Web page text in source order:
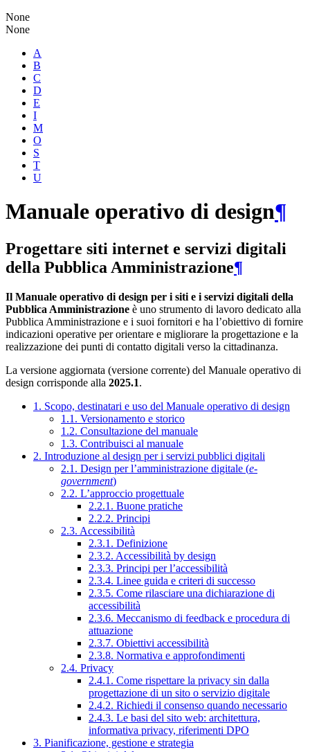
None
None
A
B
C
D
E
I
M
O
S
T
U
Manuale operativo di design¶
Progettare siti internet e servizi digitali
della Pubblica Amministrazione¶
Il Manuale operativo di design per i siti e i servizi digitali della
Pubblica Amministrazione è uno strumento di lavoro dedicato alla
Pubblica Amministrazione e i suoi fornitori e ha l’obiettivo di fornire
indicazioni operative per orientare e migliorare la progettazione e la
realizzazione dei punti di contatto digitali verso la cittadinanza.
La versione aggiornata (versione corrente) del Manuale operativo di
design corrisponde alla 2025.1.
1. Scopo, destinatari e uso del Manuale operativo di design
1.1. Versionamento e storico
1.2. Consultazione del manuale
1.3. Contribuisci al manuale
2. Introduzione al design per i servizi pubblici digitali
2.1. Design per l’amministrazione digitale (e-
government)
2.2. L’approccio progettuale
2.2.1. Buone pratiche
2.2.2. Principi
2.3. Accessibilità
2.3.1. Definizione
2.3.2. Accessibilità by design
2.3.3. Principi per l’accessibilità
2.3.4. Linee guida e criteri di successo
2.3.5. Come rilasciare una dichiarazione di
accessibilità
2.3.6. Meccanismo di feedback e procedura di
attuazione
2.3.7. Obiettivi accessibilità
2.3.8. Normativa e approfondimenti
2.4. Privacy
2.4.1. Come rispettare la privacy sin dalla
progettazione di un sito o servizio digitale
2.4.2. Richiedi il consenso quando necessario
2.4.3. Le basi del sito web: architettura,
informativa privacy, riferimenti DPO
3. Pianificazione, gestione e strategia